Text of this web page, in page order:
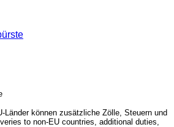
Länder können zusätzliche Zölle, Steuern und
to non-EU countries, additional duties,